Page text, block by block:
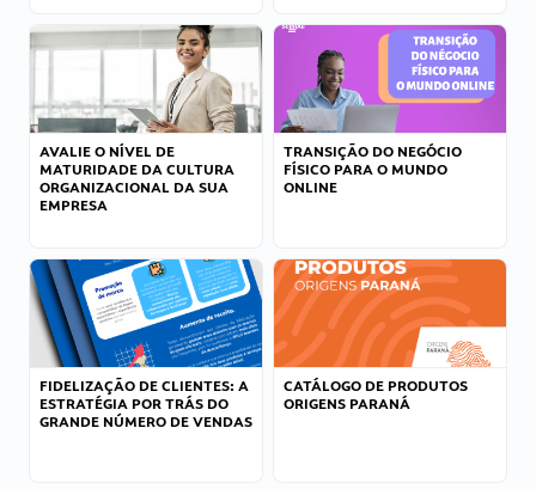
AVALIE O NÍVEL DE
MATURIDADE DA CULTURA
ORGANIZACIONAL DA SUA
EMPRESA
TRANSIÇÃO DO NEGÓCIO
FÍSICO PARA O MUNDO
ONLINE
FIDELIZAÇÃO DE CLIENTES: A
ESTRATÉGIA POR TRÁS DO
GRANDE NÚMERO DE VENDAS
CATÁLOGO DE PRODUTOS
ORIGENS PARANÁ